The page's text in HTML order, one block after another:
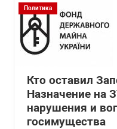
Политика
Кто оставил
Назначение
нарушения и
госимущества